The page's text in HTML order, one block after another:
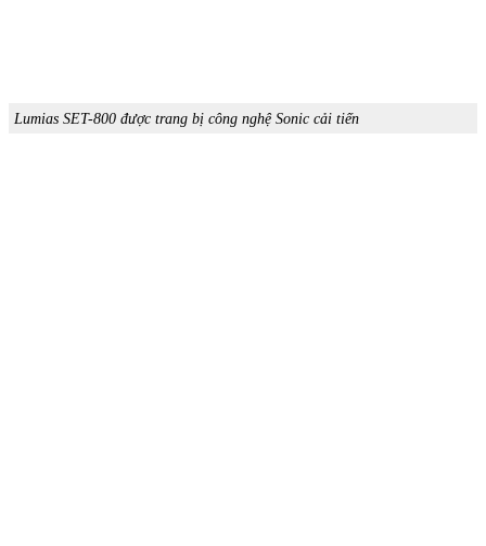
Lumias SET-800 được trang bị công nghệ Sonic cải tiến